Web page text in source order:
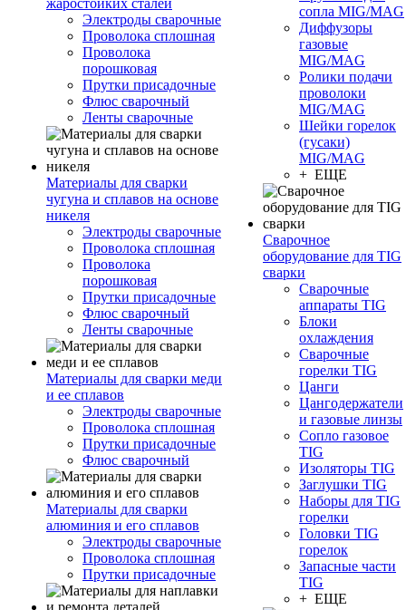
жаростойких сталей
Электроды сварочные
Проволока сплошная
Проволока
порошковая
Прутки присадочные
Флюс сварочный
Ленты сварочные
Материалы для сварки
чугуна и сплавов на основе
никеля
Электроды сварочные
Проволока сплошная
Проволока
порошковая
Прутки присадочные
Флюс сварочный
Ленты сварочные
Материалы для сварки меди
и ее сплавов
Электроды сварочные
Проволока сплошная
Прутки присадочные
Флюс сварочный
Материалы для сварки
алюминия и его сплавов
Электроды сварочные
Проволока сплошная
Прутки присадочные
сопла MIG/MAG
Диффузоры
газовые
MIG/MAG
Ролики подачи
проволоки
MIG/MAG
Шейки горелок
(гусаки)
MIG/MAG
+ ЕЩЕ
Сварочное
оборудование для TIG
сварки
Сварочные
аппараты TIG
Блоки
охлаждения
Сварочные
горелки TIG
Цанги
Цангодержатели
и газовые линзы
Сопло газовое
TIG
Изоляторы TIG
Заглушки TIG
Наборы для TIG
горелки
Головки TIG
горелок
Запасные части
TIG
+ ЕЩЕ